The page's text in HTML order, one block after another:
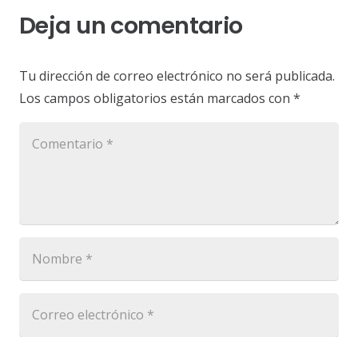
Deja un comentario
Tu dirección de correo electrónico no será publicada.
Los campos obligatorios están marcados con *